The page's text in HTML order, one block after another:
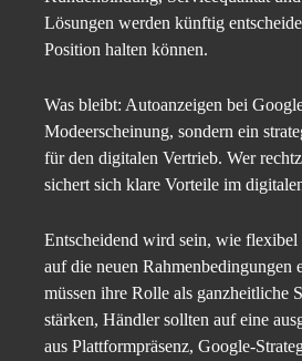
Lösungen werden künftig
Position halten können.
Was bleibt: Autoanzeigen bei
Modeerscheinung, sondern ein
für den digitalen Vertrieb. Wer
sichert sich klare Vorteile im
Entscheidend wird sein, wie
auf die neuen Rahmenbedingungen
müssen ihre Rolle als ganzheitliche
stärken, Händler sollten auf eine
aus Plattformpräsenz, Google-